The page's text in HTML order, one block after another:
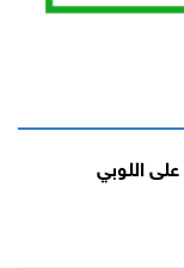
اللوبي